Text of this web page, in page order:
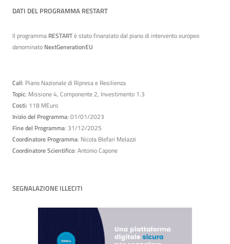
DATI DEL PROGRAMMA RESTART
Il programma RESTARTè stato finanziato dal piano di intervento europeo
denominato NextGenerationEU
Call: Piano Nazionale di Ripresa e Resilienza
Topic: Missione 4, Componente 2, Investimento 1.3
Costi: 118 MEuro
Inizio del Programma: 01/01/2023
Fine del Programma: 31/12/2025
Coordinatore Programma: Nicola Blefari Melazzi
Coordinatore Scientifico: Antonio Capone
SEGNALAZIONE ILLECITI